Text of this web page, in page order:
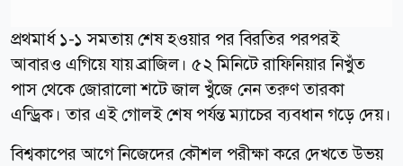
প্রথমার্ধ ১-১ সমতায় শেষ হওয়ার পর বিরতির পরপরই
আবারও এগিয়ে যায় ব্রাজিল। ৫২ মিনিটে রাফিনিয়ার নিখুঁত
পাস থেকে জোরালো শটে জাল খুঁজে নেন তরুণ তারকা
এন্ড্রিক। তার এই গোলই শেষ পর্যন্ত ম্যাচের ব্যবধান গড়ে দেয়।
বিশ্বকাপের আগে নিজেদের কৌশল পরীক্ষা করে দেখতে উভয়